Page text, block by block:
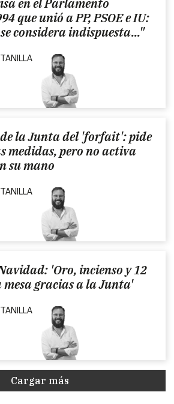
que unió a PP, PSOE e IU:
considera indispuesta..."
de la Junta del 'forfait': pide
medidas, pero no activa
su mano
'Oro, incienso y 12
mesa gracias a la Junta'
Cargar más